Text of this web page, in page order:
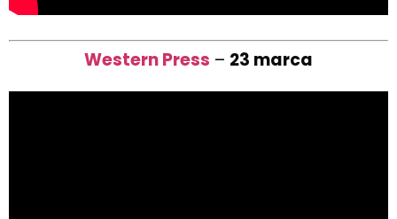
Western Press – 23 marca